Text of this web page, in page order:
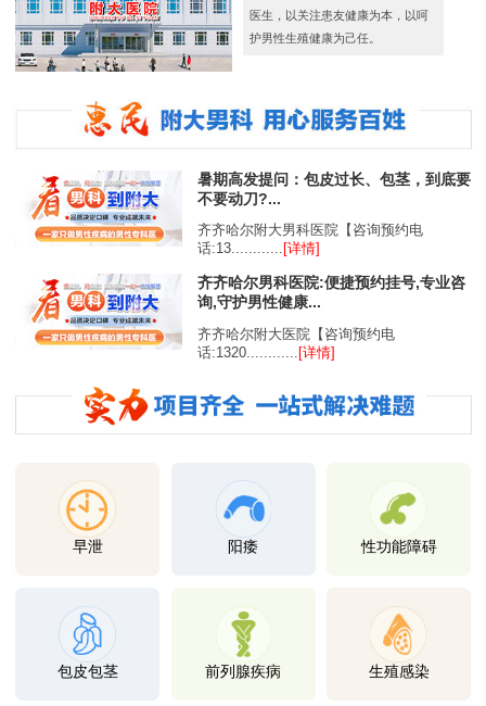
医生，以关注患友健康为本，以呵
护男性生殖健康为己任。
暑期高发提问：包皮过长、包茎，到底要
不要动刀?...
齐齐哈尔附大男科医院【咨询预约电
话:13............ [详情]
齐齐哈尔男科医院:便捷预约挂号,专业咨
询,守护男性健康...
齐齐哈尔附大医院【咨询预约电
话:1320............
[详情]
早泄 阳痿 性功能障碍
包皮包茎 前列腺疾病 生殖感染